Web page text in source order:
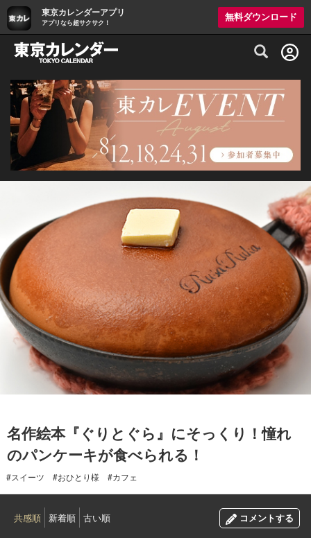
東京カレンダーアプリ
アプリなら超サクサク！
無料ダウンロード
グルメ情報・プレミアムレストラン予約
名作絵本『ぐりとぐら』にそっくり！憧れ
のパンケーキが食べられる！
#スイーツ #おひとり様 #カフェ
共感順 新着順 古い順 コメントする